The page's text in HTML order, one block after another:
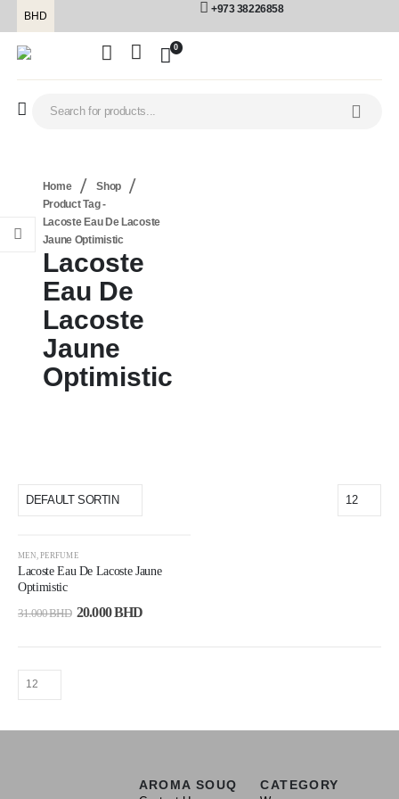
BHD
+973 38226858
0
Home
Shop
Product Tag -
Lacoste Eau De Lacoste
Jaune Optimistic
Lacoste
Eau De
Lacoste
Jaune
Optimistic
MEN ,PERFUME
Lacoste Eau De Lacoste Jaune
Optimistic
31.000BHD 20.000BHD
AROMA SOUQ CATEGORY